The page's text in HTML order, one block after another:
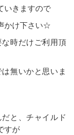
いきますので
かけ下さい☆
時だけご利用頂
無いかと思いま
と、チャイルド
すが